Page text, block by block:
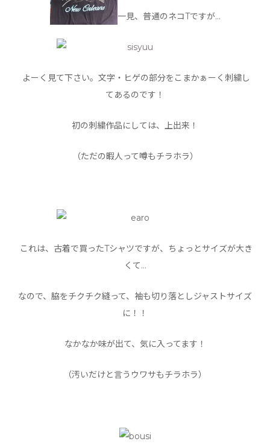
一見、普通のネコTですが…
よーく見て下さい。文字・ヒゲの部分をこまかぁーく刺繍し
てあるのです！
初の刺繍作品にしては、上出来！
（ただの暇人って噂もチラホラ）
これは、古着で買ったTシャツですが、ちょっとサイズが大き
くて…
なので、脇をチクチク縫って、袖も切り落としジャストサイズ
に！！
なかなか味が出て、気に入ってます！
（汚いだけと言うウワサもチラホラ）